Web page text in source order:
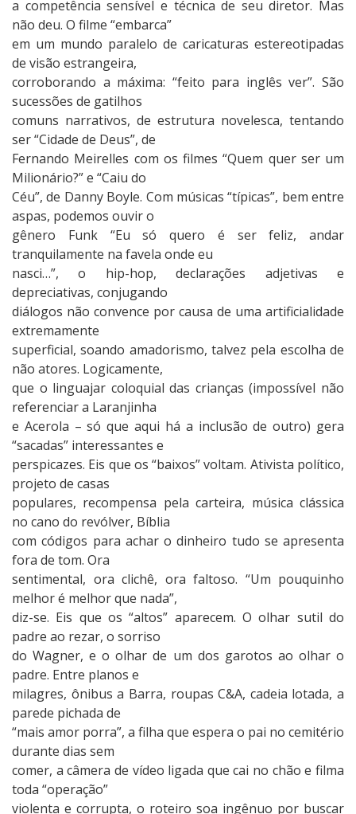
a competência sensível e técnica de seu diretor. Mas
não deu. O filme “embarca”
em um mundo paralelo de caricaturas estereotipadas
de visão estrangeira,
corroborando a máxima: “feito para inglês ver”. São
sucessões de gatilhos
comuns narrativos, de estrutura novelesca, tentando
ser “Cidade de Deus”, de
Fernando Meirelles com os filmes “Quem quer ser um
Milionário?” e “Caiu do
Céu”, de Danny Boyle. Com músicas “típicas”, bem entre
aspas, podemos ouvir o
gênero Funk “Eu só quero é ser feliz, andar
tranquilamente na favela onde eu
nasci…”, o hip-hop, declarações adjetivas e
depreciativas, conjugando
diálogos não convence por causa de uma artificialidade
extremamente
superficial, soando amadorismo, talvez pela escolha de
não atores. Logicamente,
que o linguajar coloquial das crianças (impossível não
referenciar a Laranjinha
e Acerola – só que aqui há a inclusão de outro) gera
“sacadas” interessantes e
perspicazes. Eis que os “baixos” voltam. Ativista político,
projeto de casas
populares, recompensa pela carteira, música clássica
no cano do revólver, Bíblia
com códigos para achar o dinheiro tudo se apresenta
fora de tom. Ora
sentimental, ora clichê, ora faltoso. “Um pouquinho
melhor é melhor que nada”,
diz-se. Eis que os “altos” aparecem. O olhar sutil do
padre ao rezar, o sorriso
do Wagner, e o olhar de um dos garotos ao olhar o
padre. Entre planos e
milagres, ônibus a Barra, roupas C&A, cadeia lotada, a
parede pichada de
“mais amor porra”, a filha que espera o pai no cemitério
durante dias sem
comer, a câmera de vídeo ligada que cai no chão e filma
toda “operação”
violenta e corrupta, o roteiro soa ingênuo por buscar